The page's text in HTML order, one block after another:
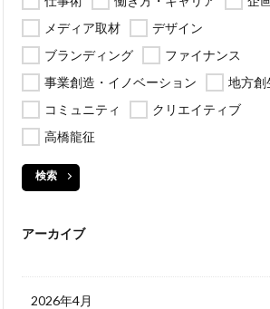
メディア取材
デザイン
ブランディング
ファイナンス
事業創造・イノベーション
地方創
コミュニティ
クリエイティブ
高橋龍征
検索
アーカイブ
2026年4月